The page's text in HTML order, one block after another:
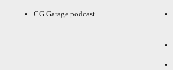
CG Garage podcast